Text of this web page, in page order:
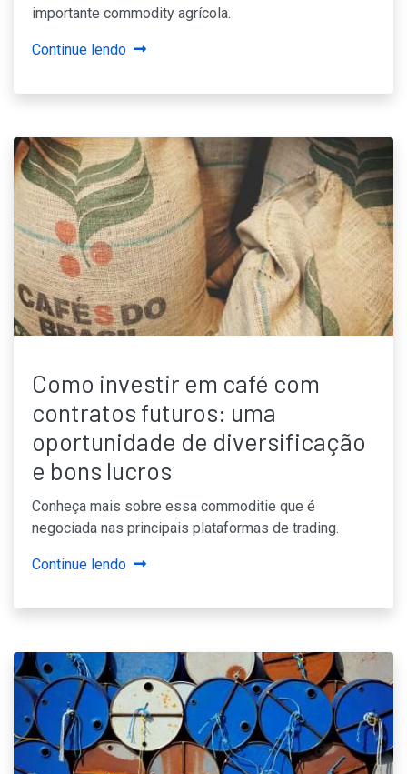
importante commodity agrícola.
Continue lendo
Como investir em café com
contratos futuros: uma
oportunidade de diversificação
e bons lucros
Conheça mais sobre essa commoditie que é
negociada nas principais plataformas de trading.
Continue lendo